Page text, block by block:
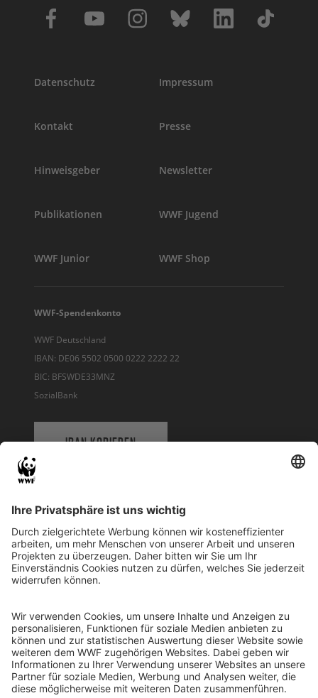
Datenschutz Impressum
Kontakt Presse
Hinweisgeber Newsletter
Publikationen WWF Jugend
WWF Junior WWF Shop
WWF-Spendenkonto
WWF Deutschland
IBAN: DE06 5502 0500 0222 2222 22
BIC: BFSWDE33MNZ
SozialBank
IBAN KOPIEREN
WWF Deutschland
Reinhardtstr. 18
10117 Berlin
Ihre Spende kann steuerlich geltend gemacht werden
Registriert als Stiftung WWF Deutschland, Senatsverwaltung für
Justiz Berlin, Az: 3416/976/2
Umsatzsteuer-Identifikationsnummer: DE 114236103